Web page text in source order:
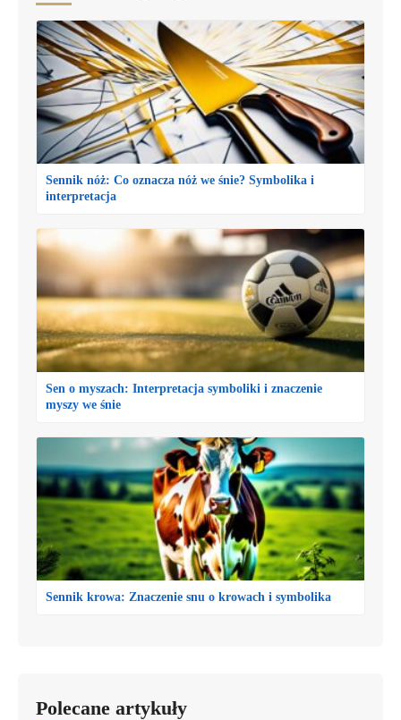
Sennik nóż: Co oznacza nóż we śnie? Symbolika i
interpretacja
Sen o myszach: Interpretacja symboliki i znaczenie
myszy we śnie
Sennik krowa: Znaczenie snu o krowach i symbolika
Polecane artykuły